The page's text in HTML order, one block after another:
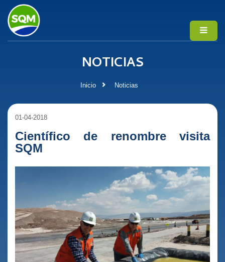
NOTICIAS
Inicio Noticias
01-04-2018
Científico de renombre visita
SQM